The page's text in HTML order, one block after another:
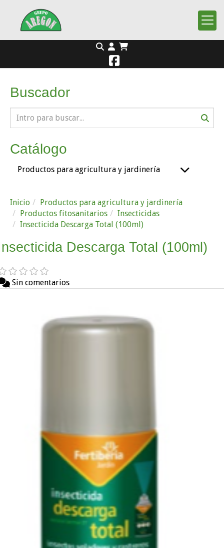
Buscador
Catálogo
Productos para agricultura y jardinería
Inicio
Productos para agricultura y jardinería
Productos fitosanitarios
Insecticidas
Insecticida Descarga Total (100ml)
Descarga Total (100ml)
Sin comentarios